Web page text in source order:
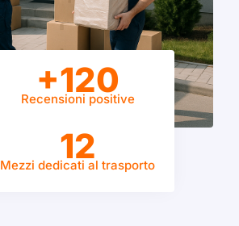
+120
Recensioni positive
12
Mezzi dedicati al trasporto